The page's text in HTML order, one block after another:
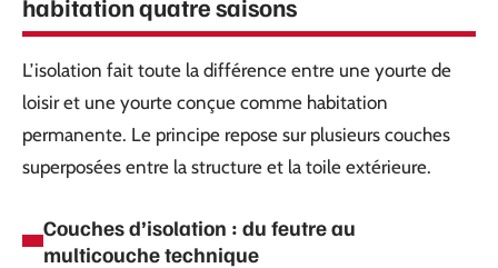
L’isolation fait toute la différence entre une yourte de
loisir et une yourte conçue comme habitation
permanente. Le principe repose sur plusieurs couches
superposées entre la structure et la toile extérieure.
Couches d’isolation : du feutre au
multicouche technique